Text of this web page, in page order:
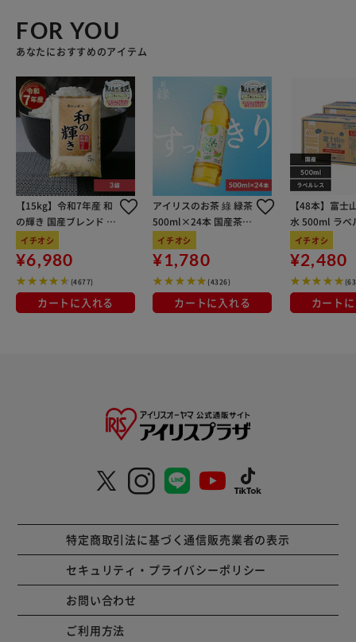
FOR YOU
あなたにおすすめのアイテム
【15kg】令和7年産 和
の輝き 国産ブレンド 5
kg×3袋
イチオシ
¥6,980
(4677)
カートに入れる
アイリスのお茶 綠 緑茶
500ml×24本 国産茶葉
100％使用
イチオシ
¥1,780
(4326)
カートに入れる
【48本】富士
水 500ml ラベ
イチオシ
¥2,480
カート
特定商取引法に基づく通信販売業者の表示
セキュリティ・プライバシーポリシー
お問い合わせ
ご利用方法